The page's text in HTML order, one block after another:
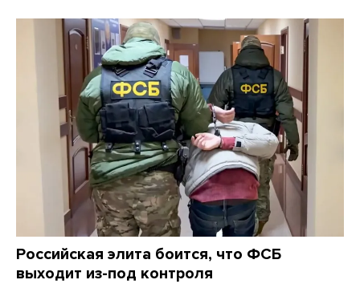
Российская элита боится, что ФСБ
выходит из-под контроля